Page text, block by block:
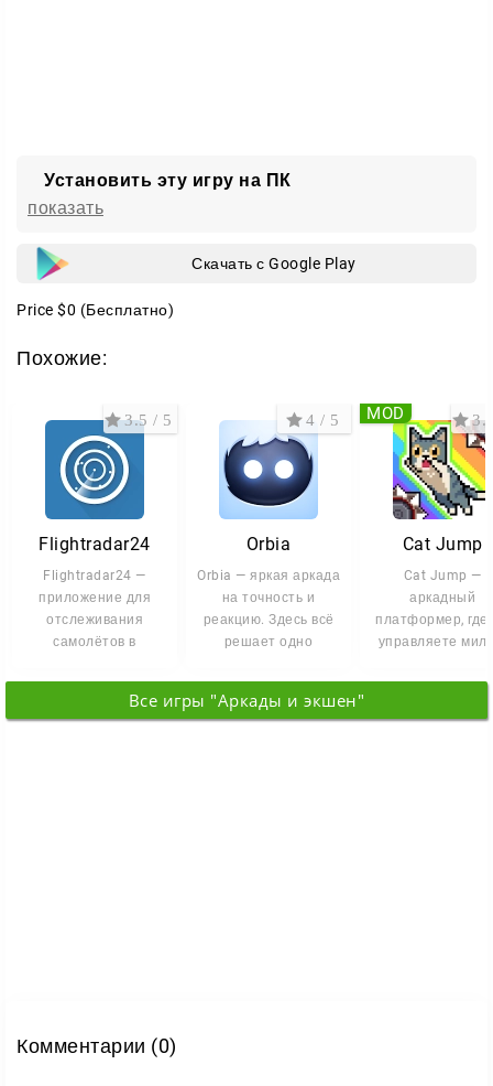
Установить эту игру на ПК
показать
Скачать с Google Play
Price $0 (Бесплатно)
Похожие:
Flightradar24
Flightradar24 —
приложение для
отслеживания
самолётов в
Вы видите рейсы на
3.5 / 5
Orbia
Orbia — яркая аркада
на точность и
реакцию. Здесь всё
решает одно
момент: успели
4 / 5
Cat Jump
Cat Jump —
аркадный
платформер, где
управляете
забираетесь
MOD
Все игры "Аркады и экшен"
Комментарии (0)